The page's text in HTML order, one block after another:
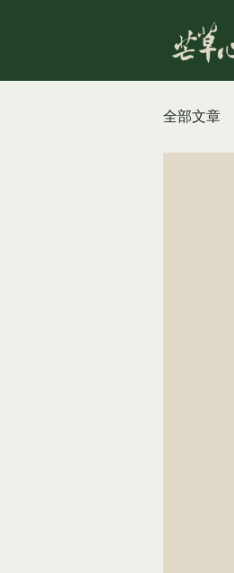
全部文章
自立